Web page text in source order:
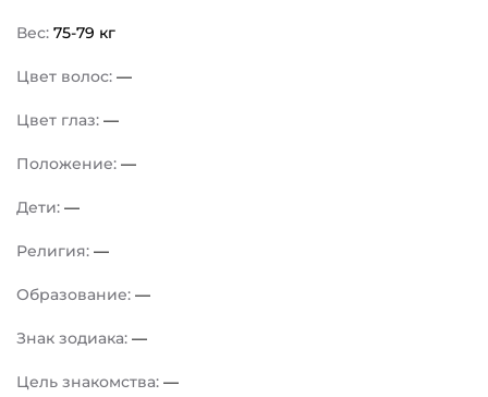
Вес: 75-79 кг
Цвет волос: —
Цвет глаз: —
Положение: —
Дети: —
Религия: —
Образование: —
Знак зодиака: —
Цель знакомства: —